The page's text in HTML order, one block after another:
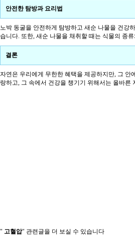
안전한 탐방과 요리법
노박 동굴을 안전하게 탐방하고 새순 나물을 건강
습니다. 또한, 새순 나물을 채취할 때는 식물의 종
결론
자연은 우리에게 무한한 혜택을 제공하지만, 그
랑하고, 그 속에서 건강을 챙기기 위해서는 올바
" 고혈압" 관련글을 더 보실 수 있습니다